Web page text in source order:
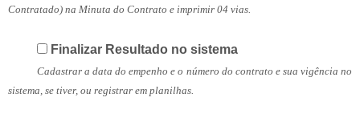
Contratado) na Minuta do Contrato e imprimir 04 vias.
Finalizar Resultado no sistema
Cadastrar a data do empenho e o número do contrato e sua vigência no
sistema, se tiver, ou registrar em planilhas.